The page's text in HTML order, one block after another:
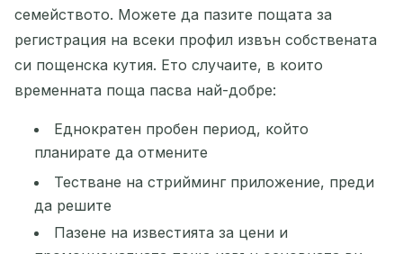
семейството. Можете да пазите пощата за
регистрация на всеки профил извън собствената
си пощенска кутия. Ето случаите, в които
временната поща пасва най-добре:
Еднократен пробен период, който
планирате да отмените
Тестване на стрийминг приложение, преди
да решите
Пазене на известията за цени и